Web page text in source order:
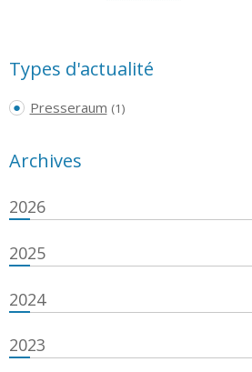
Types d'actualité
Presseraum (1)
Archives
2026
2025
2024
2023